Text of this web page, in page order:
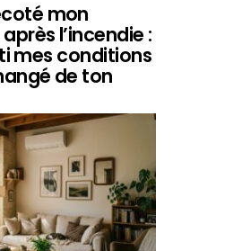
mon
l’incendie :
mes conditions
de ton